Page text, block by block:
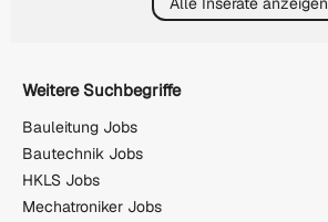
Weitere Suchbegriffe
Bauleitung Jobs
Bautechnik Jobs
HKLS Jobs
Mechatroniker Jobs